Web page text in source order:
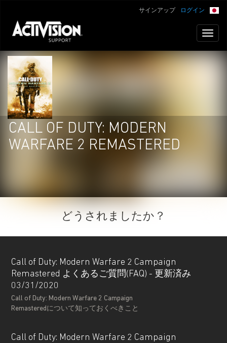
ログイン
サインアップ
CALL OF DUTY: MODERN
WARFARE 2 REMASTERED
どうされましたか？
Call of Duty: Modern Warfare 2 Campaign
Remastered よくあるご質問(FAQ) - 更新済み
03/31/2020
Call of Duty: Modern Warfare 2 Campaign
Remasteredについて知っておくべきこと
Call of Duty: Modern Warfare 2 Campaign